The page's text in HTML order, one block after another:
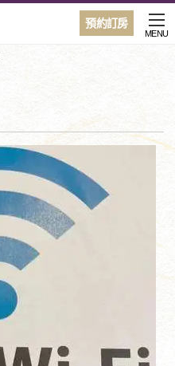
預約訂房
MENU